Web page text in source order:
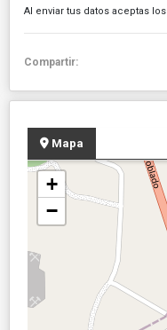
Al enviar tus datos aceptas los
Compartir:
Mapa
+
−